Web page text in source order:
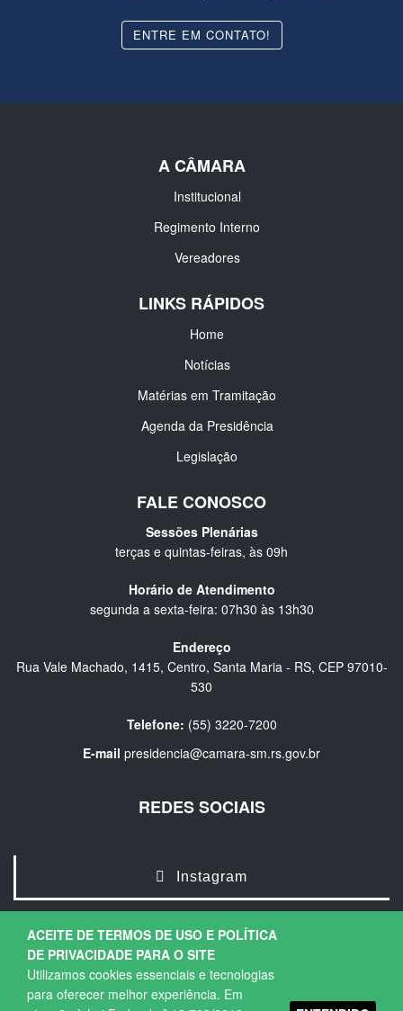
ACEITE DE TERMOS DE USO E POLÍTICA
DE PRIVACIDADE PARA O SITE
Utilizamos cookies essenciais e tecnologias
para oferecer melhor experiência. Em
ENTRE EM CONTATO!
A CÂMARA
Institucional
Regimento Interno
Vereadores
LINKS RÁPIDOS
Home
Notícias
Matérias em Tramitação
Agenda da Presidência
Legislação
FALE CONOSCO
Sessões Plenárias
terças e quintas-feiras, às 09h
Horário de Atendimento
segunda a sexta-feira: 07h30 às 13h30
Endereço
Rua Vale Machado, 1415, Centro, Santa Maria - RS, CEP 97010-
530
Telefone: (55) 3220-7200
E-mail presidencia@camara-sm.rs.gov.br
REDES SOCIAIS
Instagram